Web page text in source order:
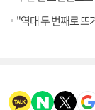
"역대 두 번째로 뜨